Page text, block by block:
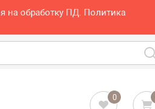
на обработку ПД. Политика
0